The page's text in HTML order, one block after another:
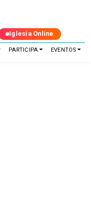
Iglesia Online
PARTICIPA EVENTOS